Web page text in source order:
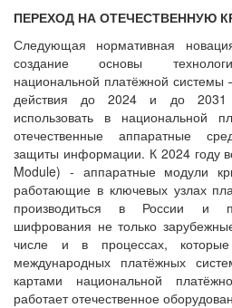
ПЕРЕХОД НА ОТЕЧЕСТВЕННУЮ
Следующая нормативная
создание основы
национальной платёжной системы
действия до 2024 и до 2031
использовать в национальной
отечественные аппаратные
защиты информации. К 2024 году
Module) ‑ аппаратные модули
работающие в ключевых узлах
производиться в России и
шифрования не только
числе и в процессах,
международных платёжных
картами национальной
работает отечественное